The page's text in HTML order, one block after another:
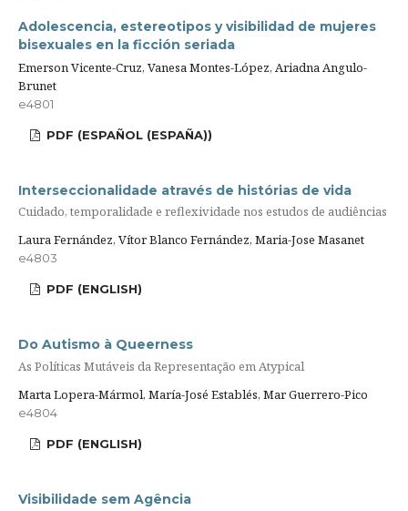
Adolescencia, estereotipos y visibilidad de mujeres
bisexuales en la ficción seriada
Emerson Vicente-Cruz, Vanesa Montes-López, Ariadna Angulo-
Brunet
e4801
PDF (ESPAÑOL (ESPAÑA))
Interseccionalidade através de histórias de vida
Cuidado, temporalidade e reflexividade nos estudos de audiências
Laura Fernández, Vítor Blanco Fernández, Maria-Jose Masanet
e4803
PDF (ENGLISH)
Do Autismo à Queerness
As Políticas Mutáveis da Representação em Atypical
Marta Lopera-Mármol, María-José Establés, Mar Guerrero-Pico
e4804
PDF (ENGLISH)
Visibilidade sem Agência